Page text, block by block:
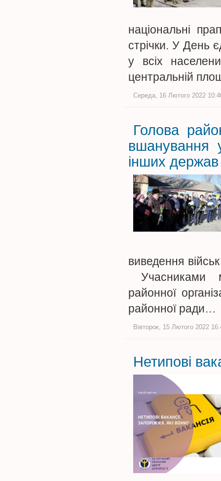
національні
стрічки. У День
у всіх
центральній
Середа, 16 Лютого 2022
Голова
вшанування
інших держав
виведення
Учасниками
районної
районної ради…
Вівторок, 15 Лютого 2022
Нетипові